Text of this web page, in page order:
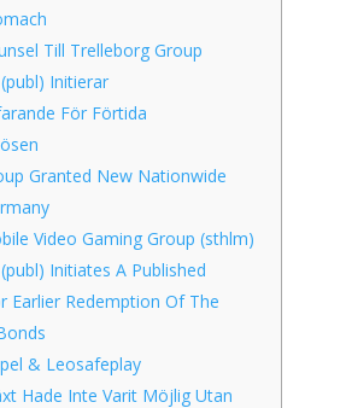
Till Trelleborg Group
Initierar
För Förtida
Granted New Nationwide
Video Gaming Group (sthlm)
Initiates A Published
Earlier Redemption Of The
& Leosafeplay
Hade Inte Varit Möjlig Utan